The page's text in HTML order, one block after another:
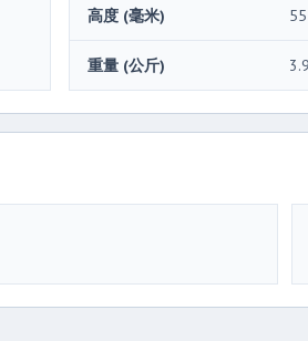
高度 (毫米) 55
重量 (公斤) 3.9